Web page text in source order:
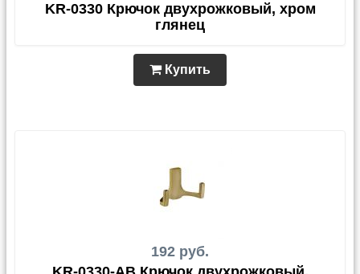
KR-0330 Крючок двухрожковый, хром
глянец
Купить
192 руб.